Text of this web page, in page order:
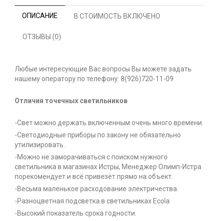
ОПИСАНИЕ В СТОИМОСТЬ ВКЛЮЧЕНО
ОТЗЫВЫ (0)
Любые интересующие Вас вопросы Вы можете задать
нашему оператору по телефону: 8(926)720-11-09
Отличия точечных светильников
-Свет можно держать включенным очень много времени.
-Светодиодные приборы по закону не обязательно
утилизировать.
-Можно не заморачиваться с поиском нужного
светильника в магазинах Истры, Менеджер Олимп-Истра
порекомендует и всё привезёт прямо на объект.
-Весьма маленькое расходование электричества.
-Разноцветная подсветка в светильниках Ecola
-Высокий показатель срока годности.